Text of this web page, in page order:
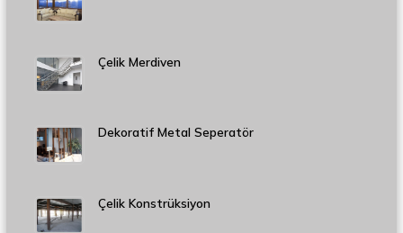
Çelik Merdiven
Dekoratif Metal Seperatör
Çelik Konstrüksiyon